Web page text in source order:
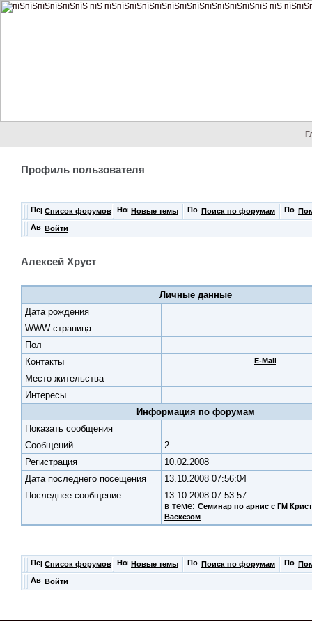
Профиль пользователя
Список форумов Новые темы Поиск по форумам
Войти
Алексей Хруст
Личные данные
Дата рождения
WWW-страница
Пол
Контакты
E-Mail
Место жительства
Интересы
Информация по форумам
Показать сообщения
Cообщений
2
Регистрация
10.02.2008
Дата последнего посещения
13.10.2008 07:56:04
Последнее сообщение
13.10.2008 07:53:57
в теме: Семинар по арнис с ГМ
Васкезом
Список форумов Новые темы Поиск по форумам
Войти